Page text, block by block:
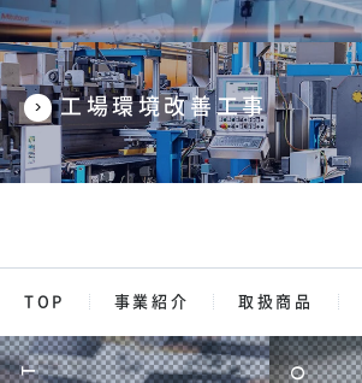
工場環境改善工事
TOP 事業紹介 取扱商品